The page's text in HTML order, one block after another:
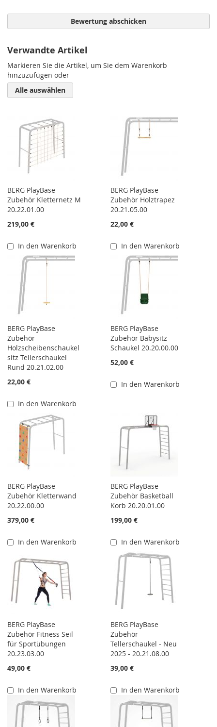
Bewertung abschicken
Verwandte Artikel
Markieren Sie die Artikel, um Sie dem Warenkorb
hinzuzufügen oder
Alle auswählen
BERG PlayBase
Zubehör Kletternetz M
20.22.01.00
219,00 €
In den Warenkorb
BERG PlayBase
Zubehör Holztrapez
20.21.05.00
22,00 €
In den Warenkorb
BERG PlayBase
Zubehör
Holzscheibenschaukel
sitz Tellerschaukel
Rund 20.21.02.00
22,00 €
In den Warenkorb
BERG PlayBase
Zubehör Babysitz
Schaukel 20.20.00.00
52,00 €
In den Warenkorb
BERG PlayBase
Zubehör Kletterwand
20.22.00.00
379,00 €
In den Warenkorb
BERG PlayBase
Zubehör Basketball
Korb 20.20.01.00
199,00 €
In den Warenkorb
BERG PlayBase
Zubehör Fitness Seil
für Sportübungen
20.23.03.00
49,00 €
In den Warenkorb
BERG PlayBase
Zubehör
Tellerschaukel - Neu
2025 - 20.21.08.00
39,00 €
In den Warenkorb